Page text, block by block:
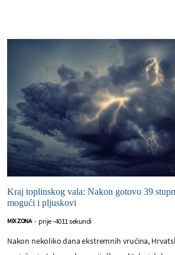
Kraj toplinskog vala: Nakon gotovo 39
mogući i pljuskovi
MIX ZONA - prije -4011 sekundi
Nakon nekoliko dana ekstremnih vrućina,